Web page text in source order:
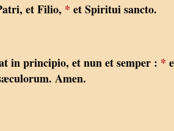
et Filio, * et Spiritui sancto.
in principio, et nun et semper : *
Amen.